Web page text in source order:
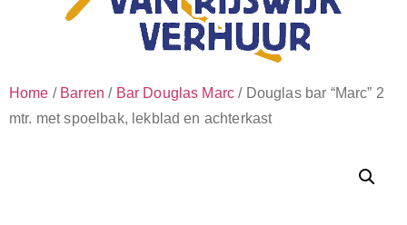
Home / Barren / Bar Douglas Marc / Douglas bar “Marc” 2
mtr. met spoelbak, lekblad en achterkast